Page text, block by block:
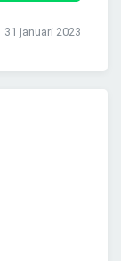
31 januari 2023